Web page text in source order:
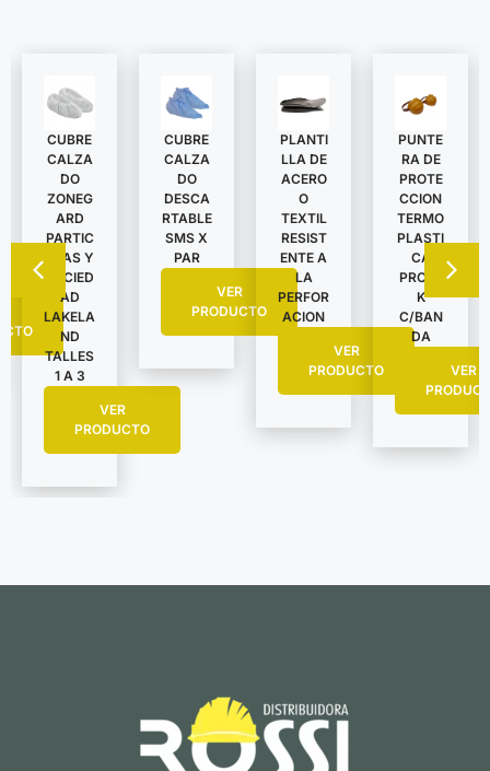
CUBRE
CALZA
DO
ZONEG
ARD
PARTIC
ULAS Y
SUCIED
AD
LAKELA
ND
TALLES
1 A 3
VER
PRODUCTO
CUBRE
CALZA
DO
DESCA
RTABLE
SMS X
PAR
VER
PRODUCTO
PLANTI
LLA DE
ACERO
O
TEXTIL
RESIST
ENTE A
LA
PERFOR
ACION
VER
PRODUCTO
PUNTE
RA DE
PROTE
CCION
TERMO
PLASTI
CA
PROTE
K
C/BAN
DA
VER